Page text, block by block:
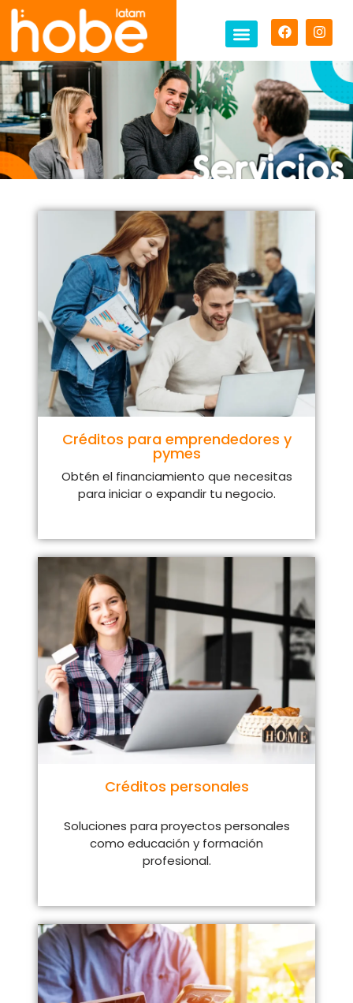
Créditos para emprendedores y
pymes
Obtén el financiamiento que necesitas
para iniciar o expandir tu negocio.
Créditos personales
Soluciones para proyectos personales
como educación y formación
profesional.